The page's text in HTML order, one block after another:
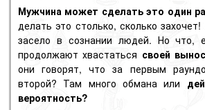
Мужчина может сделать это один
делать это столько, сколько
засело в сознании людей. Но что,
продолжают хвастаться своей
они говорят, что за первым
второй? Там много обмана или
вероятность?